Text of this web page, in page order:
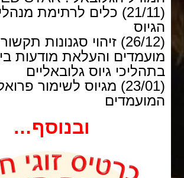
(21/11) כלים לרתימת
הגיוס
(26/12) זיהוי סגנונות
מועמדים והעלאת מודעות
בתהליכי גיוס גלובאליים
(23/01)
מגיוס לשימור
המועמדים
ובנוסף…